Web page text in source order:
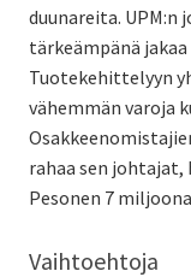
duunareita. UPM:n
tärkeämpänä
Tuotekehittelyyn
vähemmän varoja
rahaa sen
Pesonen 7
Vaihtoehtoja